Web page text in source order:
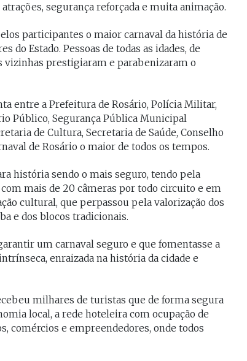
segurança reforçada e muita animação.
participantes o maior carnaval da história de
do Estado. Pessoas de todas as idades, de
vizinhas prestigiaram e parabenizaram o
entre a Prefeitura de Rosário, Polícia Militar,
Público, Segurança Pública Municipal
de Cultura, Secretaria de Saúde, Conselho
de Rosário o maior de todos os tempos.
história sendo o mais seguro, tendo pela
mais de 20 câmeras por todo circuito e em
cultural, que perpassou pela valorização dos
e dos blocos tradicionais.
um carnaval seguro e que fomentasse a
enraizada na história da cidade e
milhares de turistas que de forma segura
local, a rede hoteleira com ocupação de
comércios e empreendedores, onde todos